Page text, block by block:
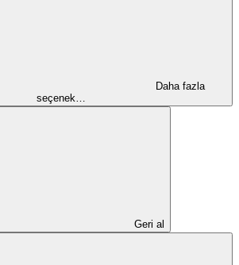
Daha fazla
seçenek…
Geri al